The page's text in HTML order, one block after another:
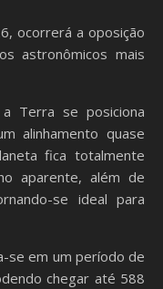
ocorrerá a oposição
astronômicos mais
Terra se posiciona
alinhamento quase
fica totalmente
aparente, além de
se ideal para
se em um período de
chegar até 588